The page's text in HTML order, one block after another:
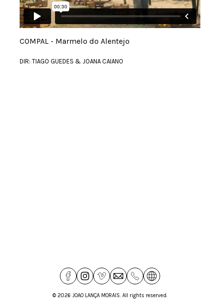
COMPAL - Marmelo do Alentejo
DIR: TIAGO GUEDES & JOANA CAIANO
© 2026 JOAO LANÇA MORAIS. All rights reserved.